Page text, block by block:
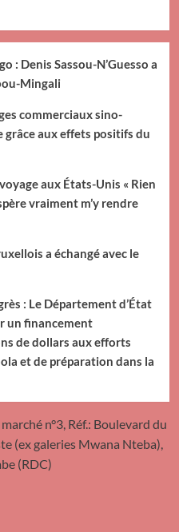
: Denis Sassou-N’Guesso a
Mingali
commerciaux sino-
grâce aux effets positifs du
aux États-Unis « Rien
vraiment m’y rendre
a échangé avec le
: Le Département d’État
un financement
de dollars aux efforts
et de préparation dans la
n°3, Réf.: Boulevard du
(ex galeries Mwana Nteba),
(RDC)